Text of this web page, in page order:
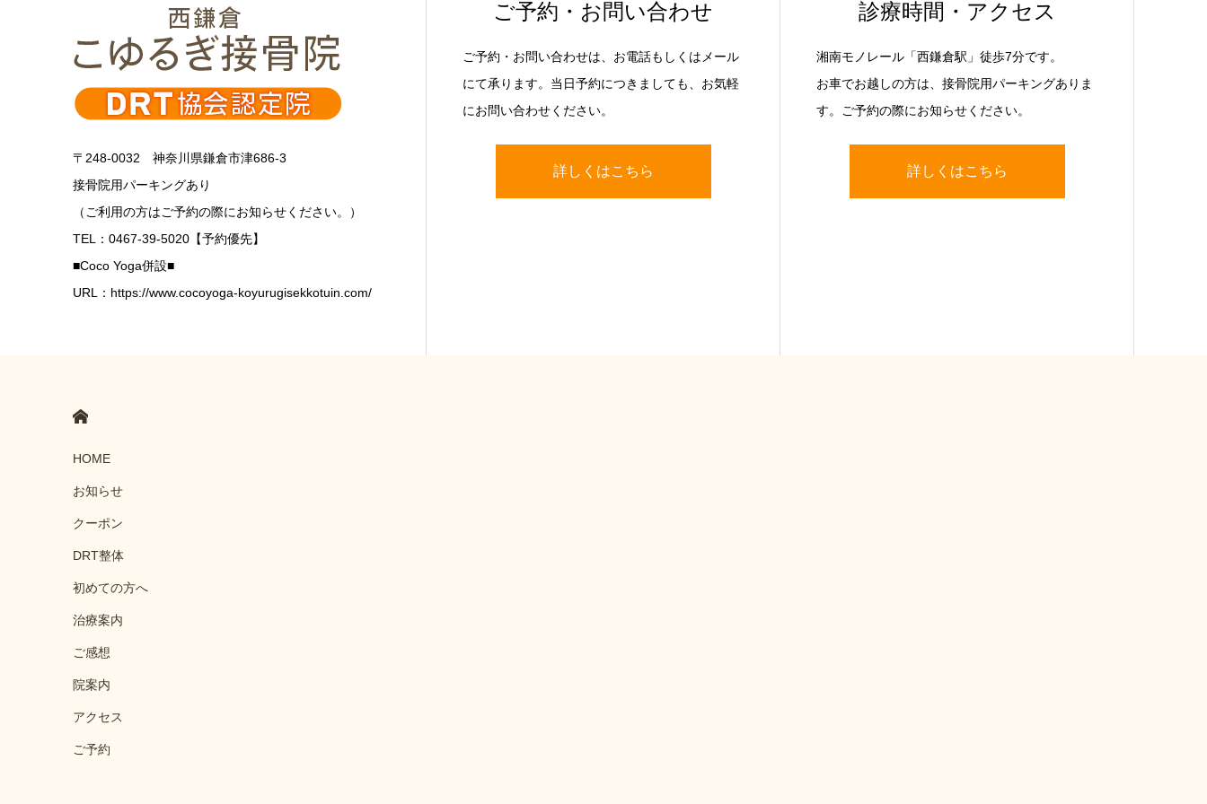
〒248-0032 神奈川県鎌倉市津686-3
接骨院用パーキングあり
（ご利用の方はご予約の際にお知らせください。）
TEL：0467-39-5020【予約優先】
■Coco Yoga併設■
URL：https://www.cocoyoga-koyurugisekkotuin.com/
ご予約・お問い合わせ
ご予約・お問い合わせは、お電話もしくはメール
にて承ります。当日予約につきましても、お気軽
にお問い合わせください。
詳しくはこちら
診療時間・アクセス
湘南モノレール「西鎌倉駅」徒歩7分です。
お車でお越しの方は、接骨院用パーキングありま
す。ご予約の際にお知らせください。
詳しくはこちら
HOME
お知らせ
クーポン
DRT整体
初めての方へ
治療案内
ご感想
院案内
アクセス
ご予約